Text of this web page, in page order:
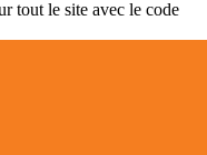
tout le site avec le code